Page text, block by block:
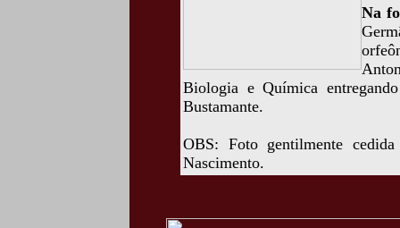
Na
Biologia e Química
Bustamante.
OBS: Foto gentilmente
Nascimento.